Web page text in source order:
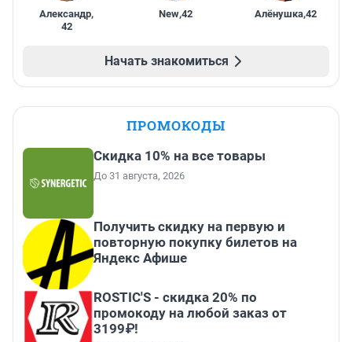
Александр,
42
New,42 Алёнушка,42
Начать знакомиться
ПРОМОКОДЫ
Скидка 10% на все товары
До 31 августа, 2026
Получить скидку на первую и
повторную покупку билетов на
Яндекс Афише
ROSTIC'S - скидка 20% по
промокоду на любой заказ от
3199₽!